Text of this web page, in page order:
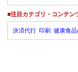
■注目カテゴリ・コンテン
決済代行 印刷 健康食